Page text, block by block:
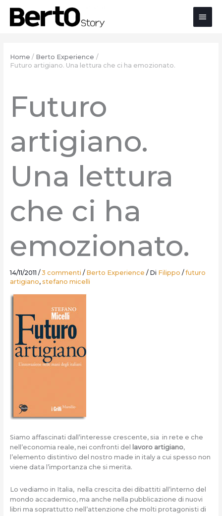
contenuto
navigazione
contenuto
Home
Berto Experience
Futuro artigiano. Una lettura che ci ha emozionato.
Futuro
artigiano.
Una lettura
che ci ha
emozionato.
14/11/2011 /3 commenti / Berto Experience / Di Filippo /futuro
artigiano, stefano micelli
Siamo affascinati dall’interesse crescente, sia in rete e che
nell’economia reale, nei confronti del
lavoro artigiano,
l’elemento distintivo del nostro made in italy a cui spesso non
viene data l’importanza che si merita.
Lo vediamo in Italia, nella crescita dei dibattiti all’interno del
mondo accademico, ma anche nella pubblicazione di nuovi
libri ma soprattutto nell’attenzione che molti protagonisti di